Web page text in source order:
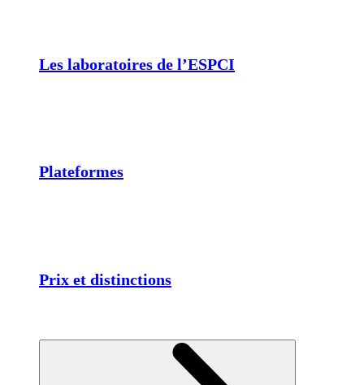
Les laboratoires de l’ESPCI
Plateformes
Prix et distinctions